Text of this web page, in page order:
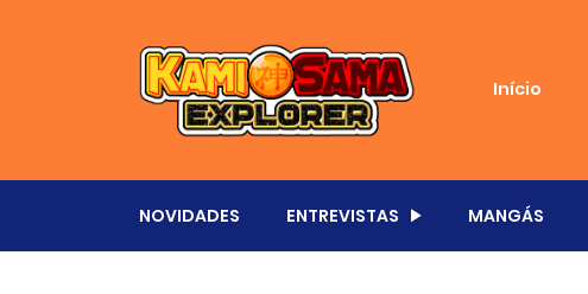
Início
NOVIDADES ENTREVISTAS MANGÁS